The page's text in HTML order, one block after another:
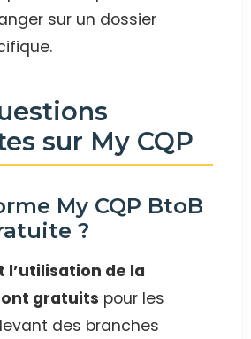
sur un dossier
sur My CQP
My CQP BtoB
?
l’utilisation de la
gratuits pour les
des branches